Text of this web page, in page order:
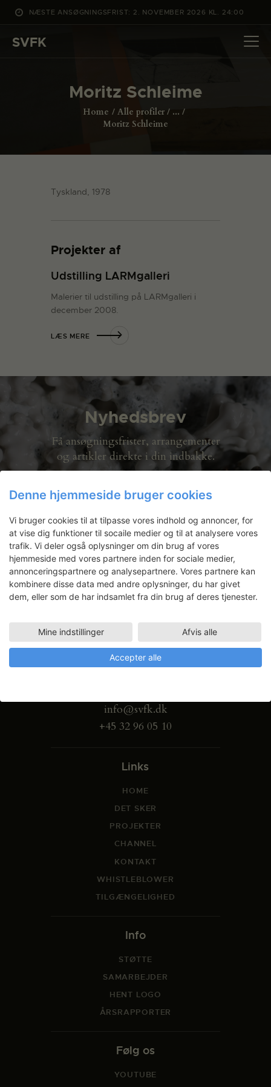
NÆSTE ANSØGNINGSFRIST: 2. NOVEMBER 2026 KL. 24:00
SVFK
Moritz Schleime
Home Alle profiler
...
Moritz Schleime
DET SKER
CHANNEL
Tyskland, 1978
Projekter af
Udstilling LARMgalleri
Malerier til udstilling på LARMgalleri i
december 2008.
LÆS MERE
Nyhedsbrev
Få ansøgningsfrister, arrangementer
og artikler direkte i din indbakke.
Gammel Dok Pakhus
info@svfk.dk
+45 32 96 05 10
Links
HOME
DET SKER
PROJEKTER
CHANNEL
KONTAKT
WHISTLEBLOWER
TILGÆNGELIGHED
Info
STØTTE
SAMARBEJDER
HENT LOGO
ÅRSRAPPORTER
Følg os
YOUTUBE
Denne hjemmeside bruger cookies
Vi bruger cookies til at tilpasse vores indhold og annoncer, for
at vise dig funktioner til socaile medier og til at analysere vores
trafik. Vi deler også oplysninger om din brug af vores
hjemmeside med vores partnere inden for sociale medier,
annonceringspartnere og analysepartnere. Vores partnere kan
kombinere disse data med andre oplysninger, du har givet
dem, eller som de har indsamlet fra din brug af deres tjenester.
Mine indstillinger Afvis alle
Accepter alle